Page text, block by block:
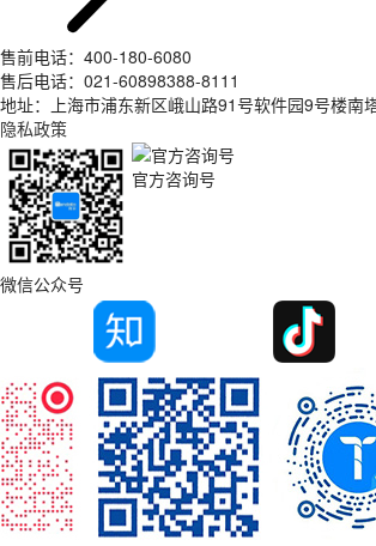
售前电话：400-180-6080
售后电话：021-60898388-8111
地址：上海市浦东新区峨山路91号软件园9号楼南
隐私政策
微信公众号
官方咨询号